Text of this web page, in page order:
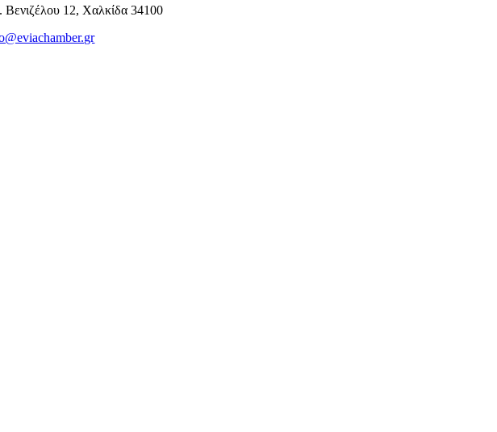
Βενιζέλου 12, Χαλκίδα 34100